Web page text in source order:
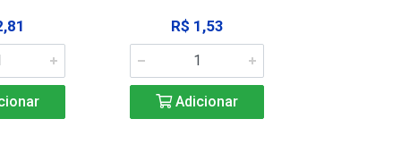
R$ 1,53
Adicionar